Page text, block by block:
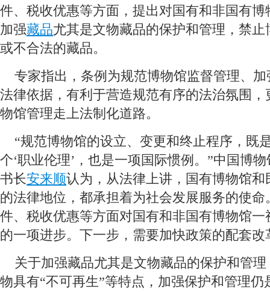
件、税收优惠等方面，提出对国有和非国有
加强藏品尤其是文物藏品的保护和管理，禁
或不合法的藏品。
专家指出，条例为规范博物馆监督管理、加
法律依据，有利于营造规范有序的法治氛围
物馆管理走上法制化道路。
“规范博物馆的设立、变更和终止程序，既
个‘职业伦理’，也是一项国际惯例。”中国博
书长安来顺认为，从法律上讲，国有博物馆
的法律地位，都承担着为社会发展服务的使
件、税收优惠等方面对国有和非国有博物馆
的一项进步。下一步，需要加快政策的配套改
关于加强藏品尤其是文物藏品的保护和管理
物具有“不可再生”等特点，加强保护和管理